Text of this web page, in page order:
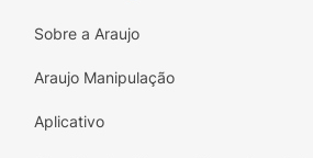
Sobre a Araujo
Araujo Manipulação
Aplicativo